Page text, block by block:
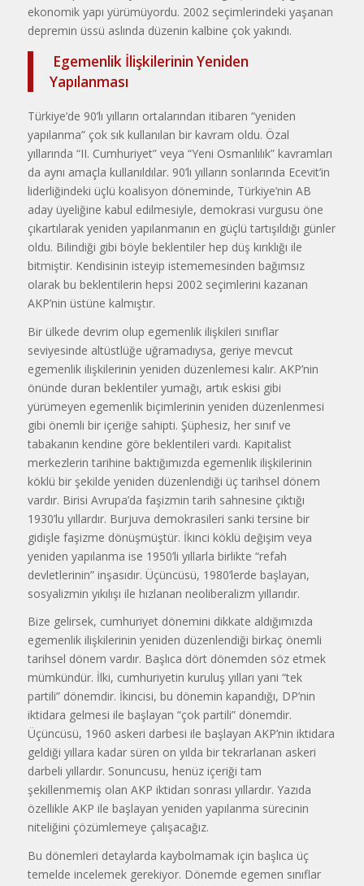
ekonomik yapı yürümüyordu. 2002 seçimlerindeki yaşanan
depremin üssü aslında düzenin kalbine çok yakındı.
Egemenlik İlişkilerinin Yeniden
Yapılanması
Türkiye’de 90’lı yılların ortalarından itibaren “yeniden
yapılanma” çok sık kullanılan bir kavram oldu. Özal
yıllarında “II. Cumhuriyet” veya “Yeni Osmanlılık” kavramları
da aynı amaçla kullanıldılar. 90’lı yılların sonlarında Ecevit’in
liderliğindeki üçlü koalisyon döneminde, Türkiye’nin AB
aday üyeliğine kabul edilmesiyle, demokrasi vurgusu öne
çıkartılarak yeniden yapılanmanın en güçlü tartışıldığı günler
oldu. Bilindiği gibi böyle beklentiler hep düş kırıklığı ile
bitmiştir. Kendisinin isteyip istememesinden bağımsız
olarak bu beklentilerin hepsi 2002 seçimlerini kazanan
AKP’nin üstüne kalmıştır.
Bir ülkede devrim olup egemenlik ilişkileri sınıflar
seviyesinde altüstlüğe uğramadıysa, geriye mevcut
egemenlik ilişkilerinin yeniden düzenlemesi kalır. AKP’nin
önünde duran beklentiler yumağı, artık eskisi gibi
yürümeyen egemenlik biçimlerinin yeniden düzenlenmesi
gibi önemli bir içeriğe sahipti. Şüphesiz, her sınıf ve
tabakanın kendine göre beklentileri vardı. Kapitalist
merkezlerin tarihine baktığımızda egemenlik ilişkilerinin
köklü bir şekilde yeniden düzenlendiği üç tarihsel dönem
vardır. Birisi Avrupa’da faşizmin tarih sahnesine çıktığı
1930’lu yıllardır. Burjuva demokrasileri sanki tersine bir
gidişle faşizme dönüşmüştür. İkinci köklü değişim veya
yeniden yapılanma ise 1950’li yıllarla birlikte “refah
devletlerinin” inşasıdır. Üçüncüsü, 1980’lerde başlayan,
sosyalizmin yıkılışı ile hızlanan neoliberalizm yıllarıdır.
Bize gelirsek, cumhuriyet dönemini dikkate aldığımızda
egemenlik ilişkilerinin yeniden düzenlendiği birkaç önemli
tarihsel dönem vardır. Başlıca dört dönemden söz etmek
mümkündür. İlki, cumhuriyetin kuruluş yılları yani “tek
partili” dönemdir. İkincisi, bu dönemin kapandığı, DP’nin
iktidara gelmesi ile başlayan “çok partili” dönemdir.
Üçüncüsü, 1960 askeri darbesi ile başlayan AKP’nin iktidara
geldiği yıllara kadar süren on yılda bir tekrarlanan askeri
darbeli yıllardır. Sonuncusu, henüz içeriği tam
şekillenmemiş olan AKP iktidarı sonrası yıllardır. Yazıda
özellikle AKP ile başlayan yeniden yapılanma sürecinin
niteliğini çözümlemeye çalışacağız.
Bu dönemleri detaylarda kaybolmamak için başlıca üç
temelde incelemek gerekiyor. Dönemde egemen sınıflar